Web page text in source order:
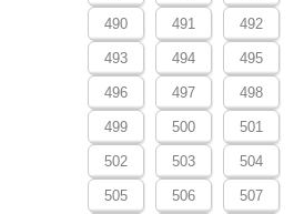
490 491 492
493 494 495
496 497 498
499 500 501
502 503 504
505 506 507